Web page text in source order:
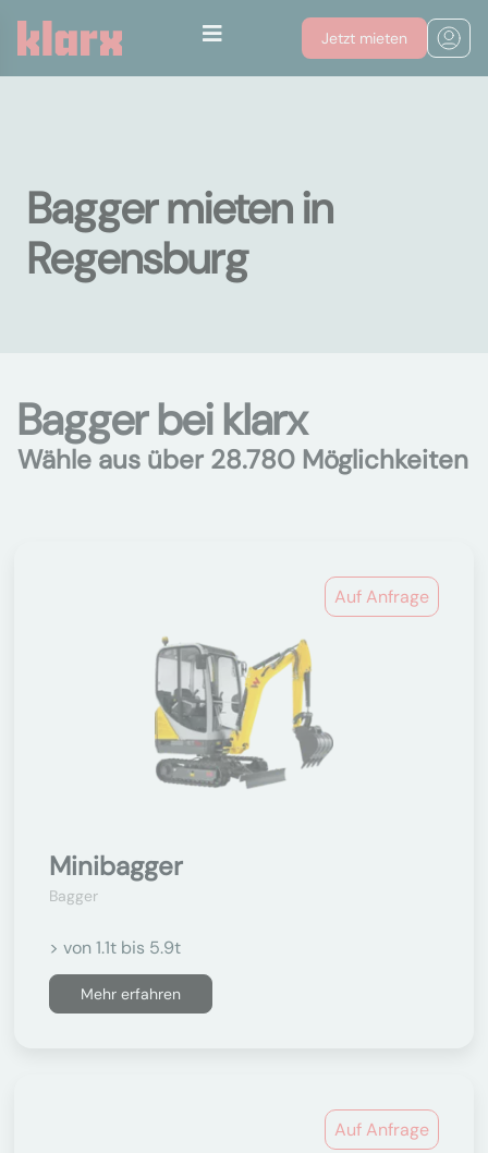
Jetzt mieten
Bagger mieten in
Regensburg
Bagger bei klarx
Wähle aus über 28.780 Möglichkeiten
Auf Anfrage
Minibagger
Bagger
> von 1.1t bis 5.9t
Mehr erfahren
Auf Anfrage